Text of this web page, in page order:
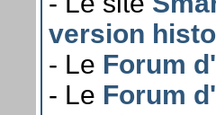
version
- Le Forum
- Le Forum